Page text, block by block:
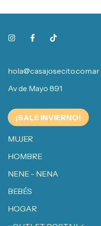
hola@casajosecito.com.ar
Av de Mayo 891
¡SALE INVIERNO!
MUJER
HOMBRE
NENE - NENA
BEBÉS
HOGAR